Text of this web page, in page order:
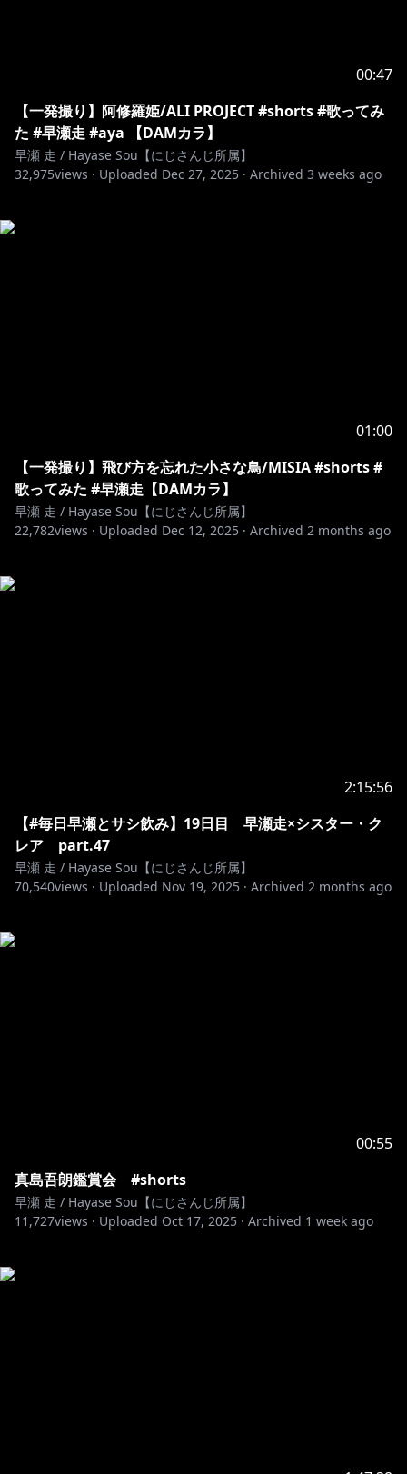
00:47
【一発撮り】阿修羅姫/ALI PROJECT #shorts #歌ってみ
た #早瀬走 #aya 【DAMカラ】
早瀬 走 / Hayase Sou【にじさんじ所属】
32,975views · Uploaded Dec 27, 2025 · Archived 3 weeks ago
01:00
【一発撮り】飛び方を忘れた小さな鳥/MISIA #shorts #
歌ってみた #早瀬走【DAMカラ】
早瀬 走 / Hayase Sou【にじさんじ所属】
22,782views · Uploaded Dec 12, 2025 · Archived 2 months ago
2:15:56
【#毎日早瀬とサシ飲み】19日目 早瀬走×シスター・ク
レア part.47
早瀬 走 / Hayase Sou【にじさんじ所属】
70,540views · Uploaded Nov 19, 2025 · Archived 2 months ago
00:55
真島吾朗鑑賞会 #shorts
早瀬 走 / Hayase Sou【にじさんじ所属】
11,727views · Uploaded Oct 17, 2025 · Archived 1 week ago